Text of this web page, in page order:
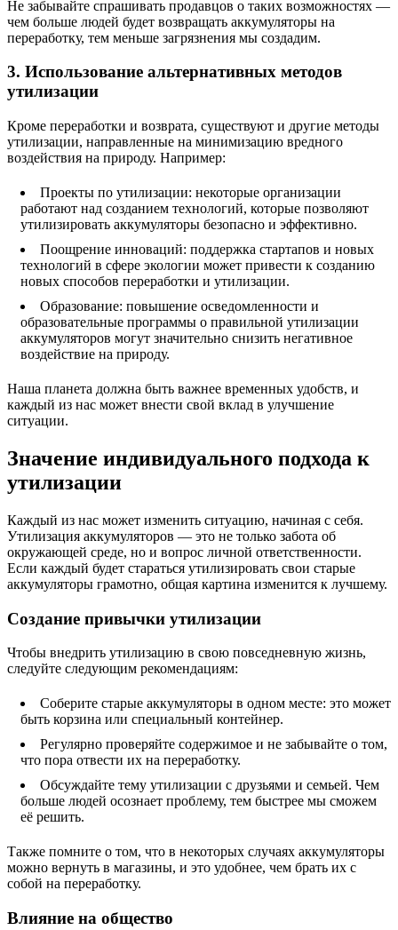
Не забывайте спрашивать продавцов о таких возможностях —
чем больше людей будет возвращать аккумуляторы на
переработку, тем меньше загрязнения мы создадим.
3. Использование альтернативных методов
утилизации
Кроме переработки и возврата, существуют и другие методы
утилизации, направленные на минимизацию вредного
воздействия на природу. Например:
Проекты по утилизации: некоторые организации
работают над созданием технологий, которые позволяют
утилизировать аккумуляторы безопасно и эффективно.
Поощрение инноваций: поддержка стартапов и новых
технологий в сфере экологии может привести к созданию
новых способов переработки и утилизации.
Образование: повышение осведомленности и
образовательные программы о правильной утилизации
аккумуляторов могут значительно снизить негативное
воздействие на природу.
Наша планета должна быть важнее временных удобств, и
каждый из нас может внести свой вклад в улучшение
ситуации.
Значение индивидуального подхода к
утилизации
Каждый из нас может изменить ситуацию, начиная с себя.
Утилизация аккумуляторов — это не только забота об
окружающей среде, но и вопрос личной ответственности.
Если каждый будет стараться утилизировать свои старые
аккумуляторы грамотно, общая картина изменится к лучшему.
Создание привычки утилизации
Чтобы внедрить утилизацию в свою повседневную жизнь,
следуйте следующим рекомендациям:
Соберите старые аккумуляторы в одном месте: это может
быть корзина или специальный контейнер.
Регулярно проверяйте содержимое и не забывайте о том,
что пора отвести их на переработку.
Обсуждайте тему утилизации с друзьями и семьей. Чем
больше людей осознает проблему, тем быстрее мы сможем
её решить.
Также помните о том, что в некоторых случаях аккумуляторы
можно вернуть в магазины, и это удобнее, чем брать их с
собой на переработку.
Влияние на общество